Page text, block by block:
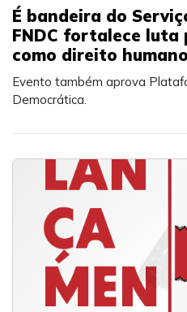
É bandeira do
FNDC fortalece luta
como direito
Evento também aprova
Democrática.